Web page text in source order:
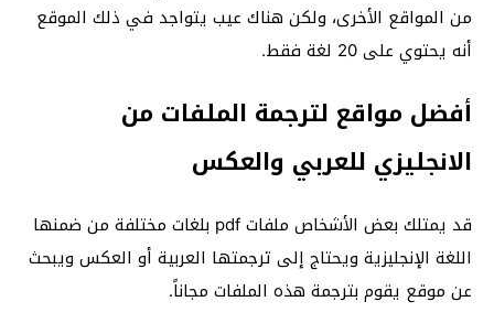
من المواقع الأخرى، ولكن هناك عيب يتواجد في ذلك الموقع
أنه يحتوي على 20 لغة فقط.
أفضل مواقع لترجمة الملفات من
الانجليزي للعربي والعكس
قد يمتلك بعض الأشخاص ملفات pdf بلغات مختلفة من ضمنها
اللغة الإنجليزية ويحتاج إلى ترجمتها العربية أو العكس ويبحث
عن موقع يقوم بترجمة هذه الملفات مجاناً.